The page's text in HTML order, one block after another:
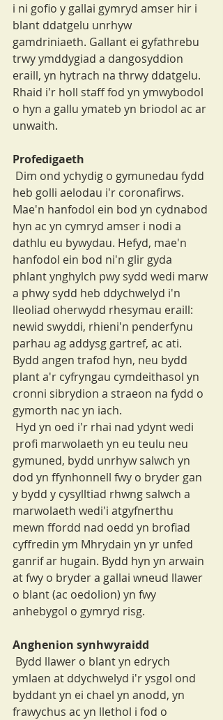
i ni gofio y gallai gymryd amser hir i
blant ddatgelu unrhyw
gamdriniaeth. Gallant ei gyfathrebu
trwy ymddygiad a dangosyddion
eraill, yn hytrach na thrwy ddatgelu.
Rhaid i'r holl staff fod yn ymwybodol
o hyn a gallu ymateb yn briodol ac ar
unwaith.
Profedigaeth
heb golli aelodau i'r coronafirws.
Mae'n hanfodol ein bod yn cydnabod
hyn ac yn cymryd amser i nodi a
dathlu eu bywydau. Hefyd, mae'n
hanfodol ein bod ni'n glir gyda
phlant ynghylch pwy sydd wedi marw
a phwy sydd heb ddychwelyd i'n
lleoliad oherwydd rhesymau eraill:
newid swyddi, rhieni'n penderfynu
parhau ag addysg gartref, ac ati.
Bydd angen trafod hyn, neu bydd
plant a'r cyfryngau cymdeithasol yn
cronni sibrydion a straeon na fydd o
gymorth nac yn iach.
profi marwolaeth yn eu teulu neu
gymuned, bydd unrhyw salwch yn
dod yn ffynhonnell fwy o bryder gan
y bydd y cysylltiad rhwng salwch a
marwolaeth wedi'i atgyfnerthu
mewn ffordd nad oedd yn brofiad
cyffredin ym Mhrydain yn yr unfed
ganrif ar hugain. Bydd hyn yn arwain
at fwy o bryder a gallai wneud llawer
o blant (ac oedolion) yn fwy
anhebygol o gymryd risg.
Anghenion synhwyraidd
ymlaen at ddychwelyd i'r ysgol ond
byddant yn ei chael yn anodd, yn
frawychus ac yn llethol i fod o